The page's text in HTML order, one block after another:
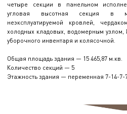
четыре секции в панельном
угловая высотная секция в
неэксплуатируемой кровлей,
холодных кладовых, водомерным узлом,
уборочного инвентаря и колясочной.
Общая площадь здания — 15 465,87 м.кв.
Количество секций — 5
Этажность здания — переменная 7-14-7-